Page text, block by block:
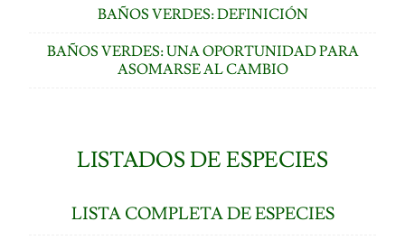
BAÑOS VERDES: DEFINICIÓN
BAÑOS VERDES: UNA OPORTUNIDAD PARA
ASOMARSE AL CAMBIO
LISTADOS DE ESPECIES
LISTA COMPLETA DE ESPECIES